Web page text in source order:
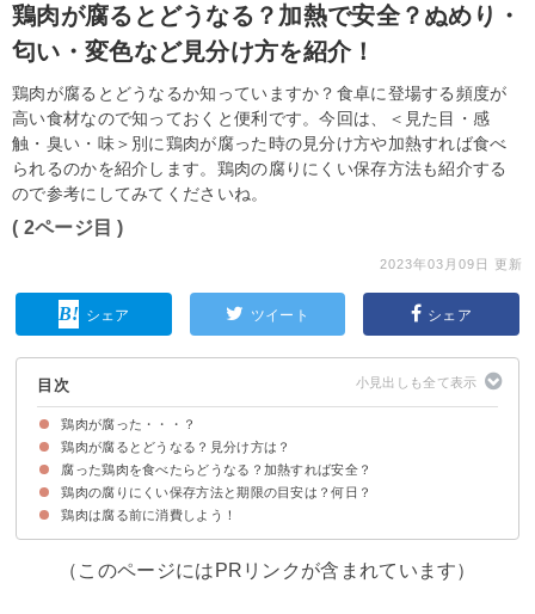
鶏肉が腐るとどうなる？加熱で安全？ぬめり・
匂い・変色など見分け方を紹介！
鶏肉が腐るとどうなるか知っていますか？食卓に登場する頻度が
高い食材なので知っておくと便利です。今回は、＜見た目・感
触・臭い・味＞別に鶏肉が腐った時の見分け方や加熱すれば食べ
られるのかを紹介します。鶏肉の腐りにくい保存方法も紹介する
ので参考にしてみてくださいね。
( 2ページ目 )
2023年03月09日 更新
シェア ツイート シェア
目次
鶏肉が腐った・・・？
鶏肉が腐るとどうなる？見分け方は？
①見た目・感触
②匂い
③味
腐った鶏肉を食べたらどうなる？加熱すれば安全？
腐った鶏肉は加熱しても食べられない
体調が悪くなったらすぐに病院へ行こう
鶏肉の腐りにくい保存方法と期限の目安は？何日？
①鶏肉を冷蔵保存する場合：2～3日
②鶏肉を冷凍保存する場合：3週間～1か月
鶏肉は腐る前に消費しよう！
（このページにはPRリンクが含まれています）